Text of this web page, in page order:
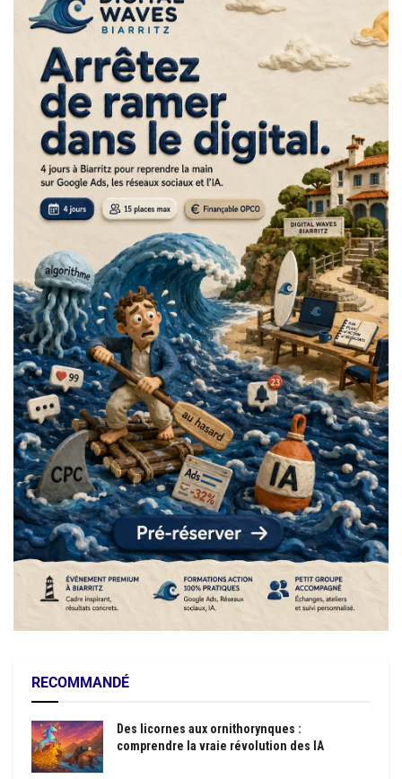
RECOMMANDÉ
Des licornes aux ornithorynques :
comprendre la vraie révolution des IA